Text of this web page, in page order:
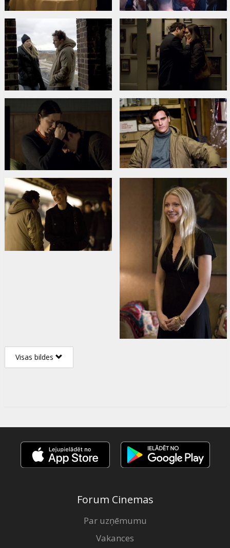
Izplatītājs:
Acme Film SIA
Režisors:
James Gray
Lomās: Joaquin Phoenix, Gwyneth Paltrow , Anne Joyce,Elliot Villar
Vinessa Shaw,Craig Walker, Donald John Hewitt John Ortiz,Bob
Ari, Christian Albrizio,Isabella Rossellini ,Moni Moshonov, Elias
Koteas
Julie Budd
Visas bildes
Forum Cinemas
Par uzņēmumu
Vakances